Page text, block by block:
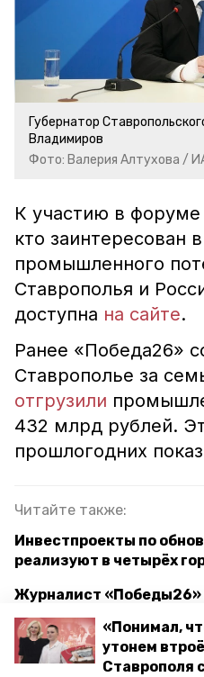
«Понимал,
утонем
Ставрополя
Губернатор
Владимиров
Фото: Валерия Алтухова /
К участию в
кто заинтересован
промышленного
Ставрополья и
доступна на сайте.
Ранее «Победа26»
Ставрополье за
отгрузили
432 млрд рублей.
прошлогодних
Читайте также:
Инвестпроекты по
реализуют в четырёх
Журналист «Победы26»
Торгово-промышленной
Полпред президента в
губернатором